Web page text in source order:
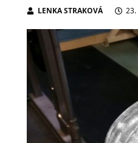
LENKA STRAKOVÁ 23.